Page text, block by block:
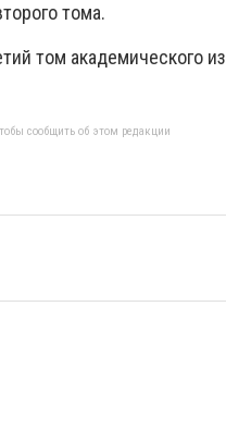
тома.
том академического
сообщить об этом редакции